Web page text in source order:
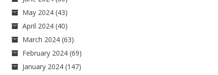
May 2024 (43)
April 2024 (40)
March 2024 (63)
February 2024 (69)
January 2024 (147)